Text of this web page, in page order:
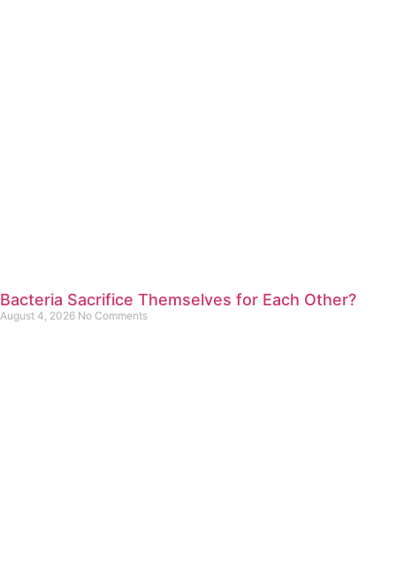
Bacteria Sacrifice Themselves for Each Other?
August 4, 2026 No Comments